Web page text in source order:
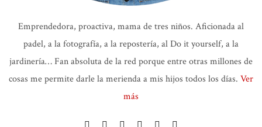
Emprendedora, proactiva, mama de tres niños. Aficionada al
padel, a la fotografía, a la repostería, al Do it yourself, a la
jardinería… Fan absoluta de la red porque entre otras millones de
cosas me permite darle la merienda a mis hijos todos los días. Ver
más